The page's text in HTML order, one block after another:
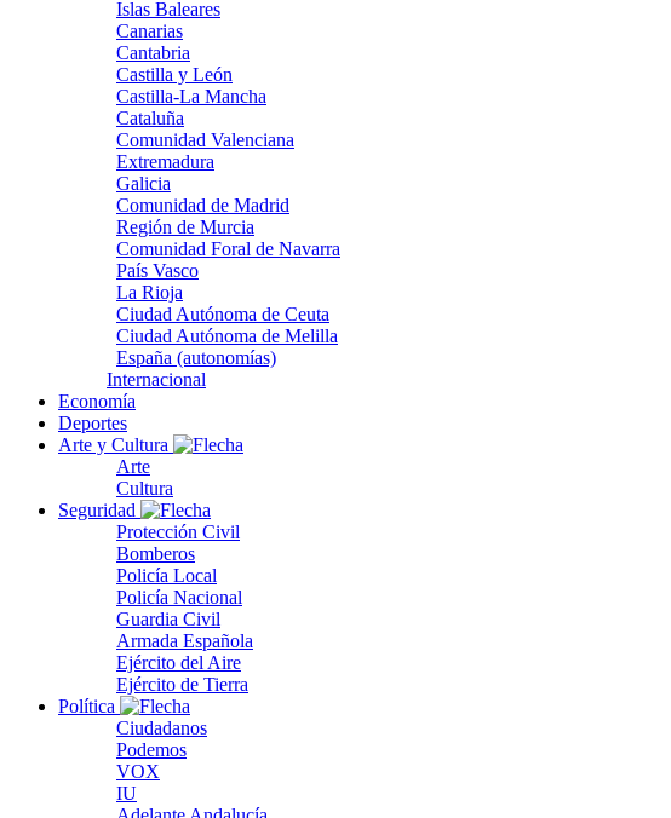
Islas Baleares
Canarias
Cantabria
Castilla y León
Castilla-La Mancha
Cataluña
Comunidad Valenciana
Extremadura
Galicia
Comunidad de Madrid
Región de Murcia
Comunidad Foral de Navarra
País Vasco
La Rioja
Ciudad Autónoma de Ceuta
Ciudad Autónoma de Melilla
España (autonomías)
Internacional
Economía
Deportes
Arte y Cultura
Arte
Cultura
Seguridad
Protección Civil
Bomberos
Policía Local
Policía Nacional
Guardia Civil
Armada Española
Ejército del Aire
Ejército de Tierra
Política
Ciudadanos
Podemos
VOX
IU